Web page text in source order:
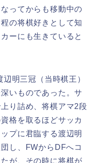
ってからも移動中の
の将棋好きとして知
ーにも生きていると
明三冠（当時棋王）
いものであった。サ
り詰め、将棋アマ2段
格を取るほどサッカ
プに君臨する渡辺明
し、FWからDFへコ
が、その時に将棋が